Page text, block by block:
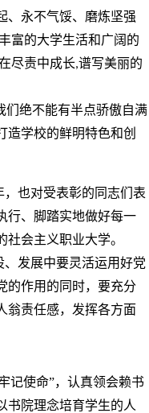
、永不气馁、磨炼坚强
富的大学生活和广阔的
尽责中成长,谱写美丽的
们绝不能有半点骄傲自满
造学校的鲜明特色和创
也对受表彰的同志们表
行、脚踏实地做好每一
会主义职业大学。
发展中要灵活运用好党
的作用的同时，要充分
翁责任感，发挥各方面
记使命”， 认真领会赖书
书院理念培育学生的人